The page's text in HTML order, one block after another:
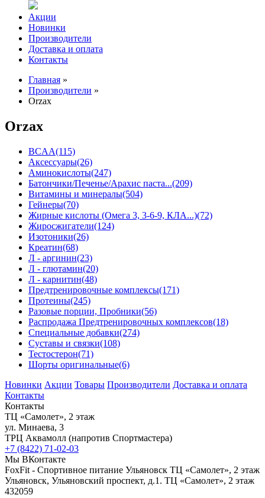
Акции
Новинки
Производители
Доставка и оплата
Контакты
Главная »
Производители »
Orzax
Orzax
BCAA(115)
Аксессуары(26)
Аминокислоты(247)
Батончики/Печенье/Арахис паста...(209)
Витамины и минералы(504)
Гейнеры(70)
Жирные кислоты (Омега 3, 3-6-9, КЛА...)(72)
Жиросжигатели(124)
Изотоники(26)
Креатин(68)
Л - аргинин(23)
Л - глютамин(20)
Л - карнитин(48)
Предтренировочные комплексы(171)
Протеины(245)
Разовые порции, Пробники(56)
Распродажа Предтренировочных комплексов(18)
Специальные добавки(274)
Суставы и связки(108)
Тестостерон(71)
Шорты оригинальные(6)
Новинки Акции Товары Производители Доставка и оплата
Контакты
Контакты
ТЦ «Самолет», 2 этаж
ул. Минаева, 3
ТРЦ Аквамолл (напротив Спортмастера)
+7 (8422) 71-02-03
Мы ВКонтакте
FoxFit - Спортивное питание Ульяновск ТЦ «Самолет», 2 этаж
Ульяновск, Ульяновский проспект, д.1. ТЦ «Самолет», 2 этаж
432059